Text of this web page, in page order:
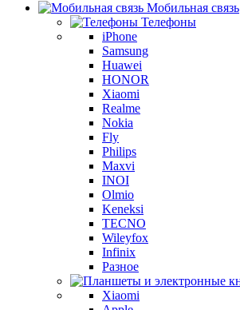
Мобильная связь
Телефоны
iPhone
Samsung
Huawei
HONOR
Xiaomi
Realme
Nokia
Fly
Philips
Maxvi
INOI
Olmio
Keneksi
TECNO
Wileyfox
Infinix
Разное
Xiaomi